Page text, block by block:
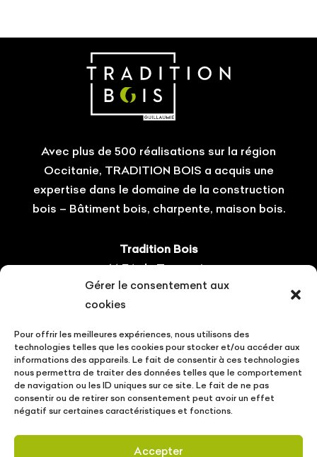
Gérer le consentement aux
cookies
Pour offrir les meilleures expériences, nous utilisons des
technologies telles que les cookies pour stocker et/ou accéder aux
informations des appareils. Le fait de consentir à ces technologies
nous permettra de traiter des données telles que le comportement
de navigation ou les ID uniques sur ce site. Le fait de ne pas
consentir ou de retirer son consentement peut avoir un effet
négatif sur certaines caractéristiques et fonctions.
Accepter
Avec plus de 500 réalisations sur la région
Occitanie, TRADITION BOIS a acquis une
expertise dans le domaine de la construction
bois – Bâtiment bois, charpente, maison bois.
Tradition Bois
14 ZA du Tourneris
31470 Bonrepos-sur-Aussonnelle
Tel : 05.61.08.60.54
Suivez-nous !
MENTIONS LÉGALES